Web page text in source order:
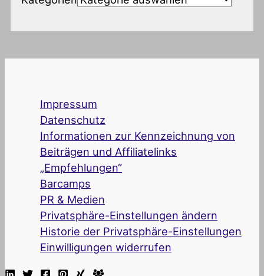
Impressum
Datenschutz
Informationen zur Kennzeichnung von
Beiträgen und Affiliatelinks
„Empfehlungen“
Barcamps
PR & Medien
Privatsphäre-Einstellungen ändern
Historie der Privatsphäre-Einstellungen
Einwilligungen widerrufen